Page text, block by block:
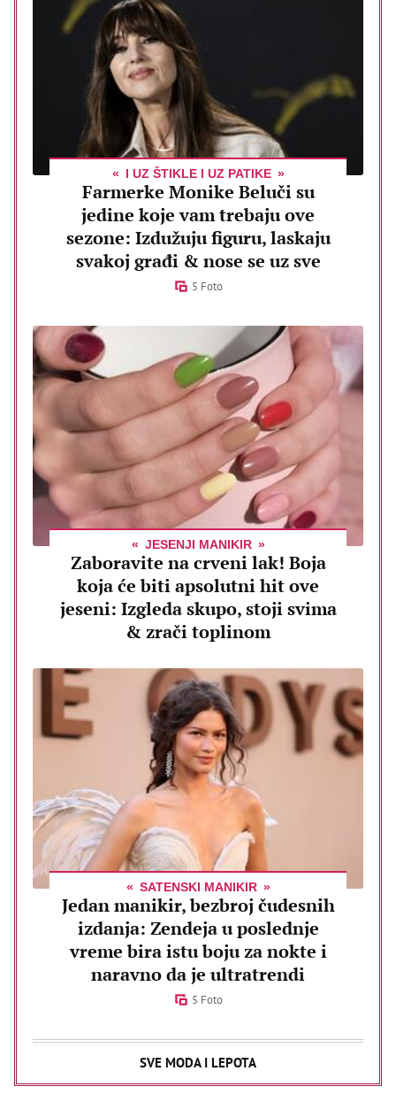
I UZ ŠTIKLE I UZ PATIKE
Farmerke Monike Beluči su
jedine koje vam trebaju ove
sezone: Izdužuju figuru, laskaju
svakoj građi & nose se uz sve
5 Foto
JESENJI MANIKIR
Zaboravite na crveni lak! Boja
koja će biti apsolutni hit ove
jeseni: Izgleda skupo, stoji svima
& zrači toplinom
SATENSKI MANIKIR
Jedan manikir, bezbroj čudesnih
izdanja: Zendeja u poslednje
vreme bira istu boju za nokte i
naravno da je ultratrendi
5 Foto
SVE MODA I LEPOTA